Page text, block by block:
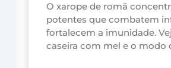
O xarope de romã
potentes que combatem
fortalecem a imunidade.
caseira com mel e o modo